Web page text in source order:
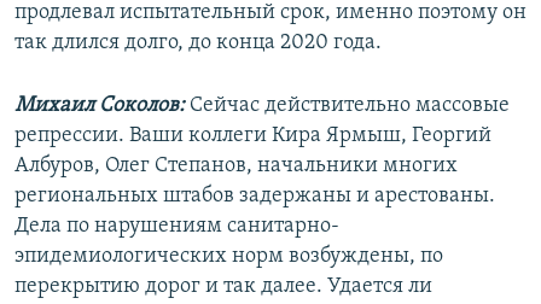
продлевал испытательный срок, именно поэтому он
так длился долго, до конца 2020 года.
Михаил Соколов:Сейчас действительно массовые
репрессии. Ваши коллеги Кира Ярмыш, Георгий
Албуров, Олег Степанов, начальники многих
региональных штабов задержаны и арестованы.
Дела по нарушениям санитарно-
эпидемиологических норм возбуждены, по
перекрытию дорог и так далее. Удается ли